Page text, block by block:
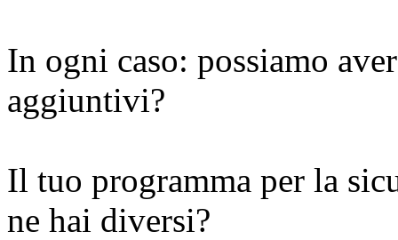
In ogni caso: possiamo
aggiuntivi?
Il tuo programma per la
ne hai diversi?